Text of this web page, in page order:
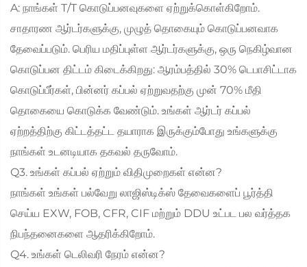
A: நாங்கள் T/T கொடுப்பனவுகளை ஏற்றுக்கொள்கிறோம்.
சாதாரண ஆர்டர்களுக்கு, முழுத் தொகையும் கொடுப்பனவாக
தேவைப்படும். பெரிய மதிப்புள்ள ஆர்டர்களுக்கு, ஒரு நெகிழ்வான
கொடுப்பன திட்டம் கிடைக்கிறது: ஆரம்பத்தில் 30% டெபாசிட்டாக
கொடுப்பீர்கள், பின்னர் கப்பல் ஏற்றுவதற்கு முன் 70% மீதி
தொகையை கொடுக்க வேண்டும். உங்கள் ஆர்டர் கப்பல்
ஏற்றத்திற்கு கிட்டத்தட்ட தயாராக இருக்கும்போது உங்களுக்கு
நாங்கள் உடனடியாக தகவல் தருவோம்.
Q3. உங்கள் கப்பல் ஏற்றும் விதிமுறைகள் என்ன?
நாங்கள் உங்கள் பல்வேறு லாஜிஸ்டிக்ஸ் தேவைகளைப் பூர்த்தி
செய்ய EXW, FOB, CFR, CIF மற்றும் DDU உட்பட பல வர்த்தக
நிபந்தனைகளை ஆதரிக்கிறோம்.
Q4. உங்கள் டெலிவரி நேரம் என்ன?